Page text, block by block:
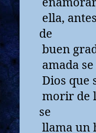
ella,
de
buen
amada
Dios que
morir de
se
llama un